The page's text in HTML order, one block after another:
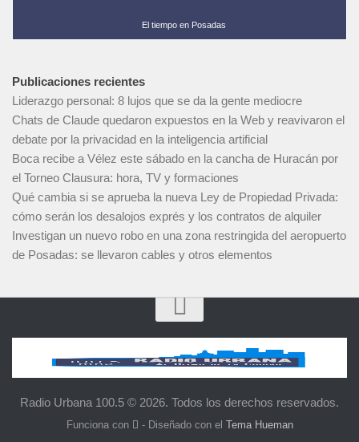
El tiempo en Posadas
Publicaciones recientes
Liderazgo personal: 8 lujos que se da la gente mediocre
Chats de Claude quedaron expuestos en la Web y reavivaron el
debate por la privacidad en la inteligencia artificial
Boca recibe a Vélez este sábado en la cancha de Huracán por
el Torneo Clausura: hora, TV y formaciones
Qué cambia si se aprueba la nueva Ley de Propiedad Privada:
cómo serán los desalojos exprés y los contratos de alquiler
Investigan un nuevo robo en una zona restringida del aeropuerto
de Posadas: se llevaron cables y otros elementos
Radio Urbana 100.5 © 2026. Todos los derechos reservados.
Funciona con - Diseñado con el Tema Hueman